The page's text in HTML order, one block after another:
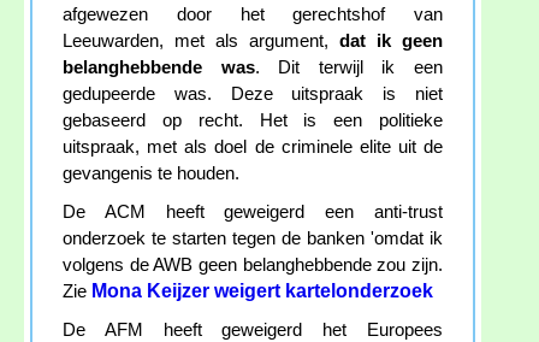
afgewezen door het gerechtshof van
Leeuwarden, met als argument, dat ik geen
belanghebbende was. Dit terwijl ik een
gedupeerde was. Deze uitspraak is niet
gebaseerd op recht. Het is een politieke
uitspraak, met als doel de criminele elite uit de
gevangenis te houden.
De ACM heeft geweigerd een anti-trust
onderzoek te starten tegen de banken 'omdat ik
volgens de AWB geen belanghebbende zou zijn.
Zie Mona Keijzer weigert kartelonderzoek
De AFM heeft geweigerd het Europees